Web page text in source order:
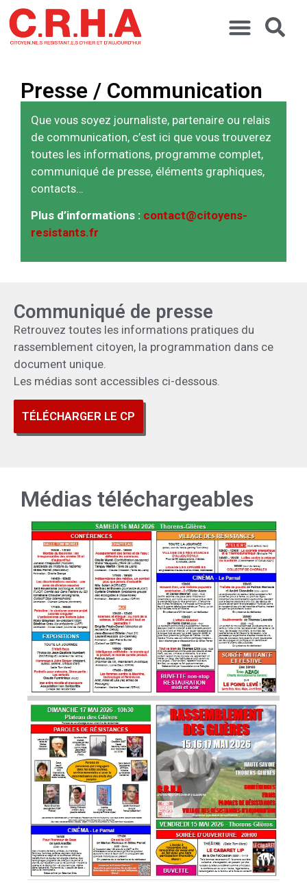
Presse / Communication
Que vous soyez journaliste, partenaire ou relais
de communication, c’est ici que vous trouverez
toutes les informations, programme complet,
communiqué de presse, éléments graphiques,
contacts…
Plus d’informations : contact@citoyens-
resistants.fr
Communiqué de presse
Retrouvez toutes les informations pratiques du
rassemblement citoyen, la programmation dans ce
document unique.
Les médias sont accessibles ci-dessous.
TÉLÉCHARGER LE CP
Médias téléchargeables